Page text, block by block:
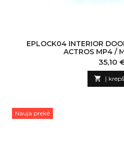
EPLOCK04 INTERIOR
ACTROS MP4 /
Kaina
35,10
 Į
Nauja prekė